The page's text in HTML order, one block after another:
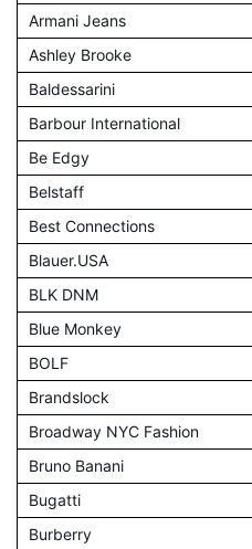
Armani Jeans
Ashley Brooke
Baldessarini
Barbour International
Be Edgy
Belstaff
Best Connections
Blauer.USA
BLK DNM
Blue Monkey
BOLF
Brandslock
Broadway NYC Fashion
Bruno Banani
Bugatti
Burberry